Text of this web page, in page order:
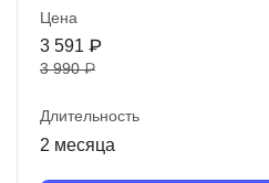
Цена
3 591 ₽
3 990 ₽
Длительность
2 месяца